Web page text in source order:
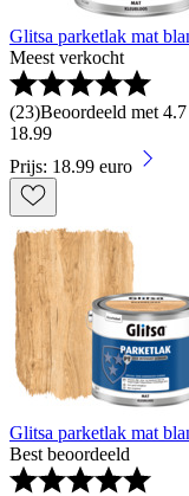
Glitsa parketlak mat
Meest verkocht
(23)Beoordeeld met
18.99
Prijs: 18.99 euro
Glitsa parketlak mat
Best beoordeeld